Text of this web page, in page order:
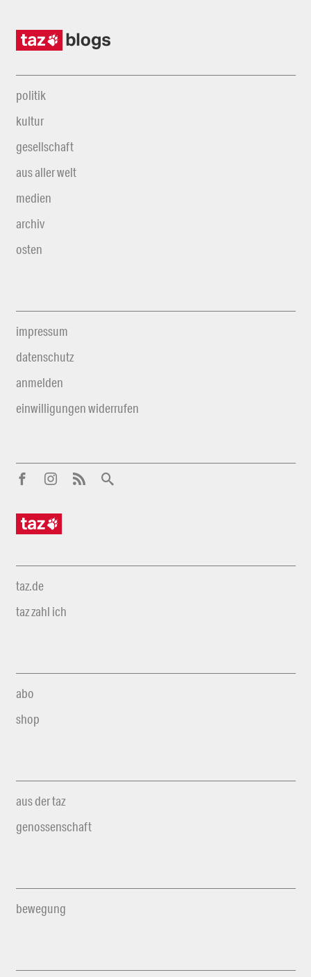
politik
kultur
gesellschaft
aus aller welt
medien
archiv
osten
impressum
datenschutz
anmelden
einwilligungen widerrufen
taz.de
taz zahl ich
abo
shop
aus der taz
genossenschaft
bewegung